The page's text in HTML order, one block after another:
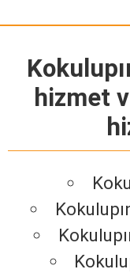
hizmet